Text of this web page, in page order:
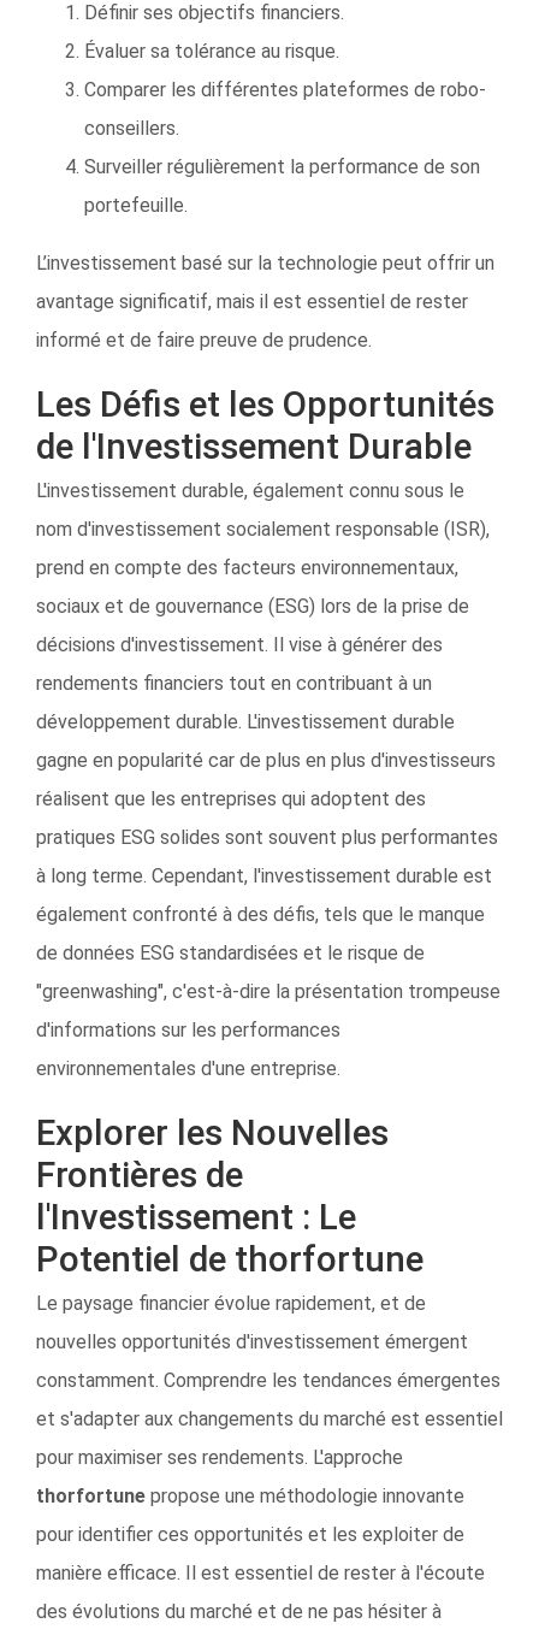
Définir ses objectifs financiers.
Évaluer sa tolérance au risque.
Comparer les différentes plateformes de robo-
conseillers.
Surveiller régulièrement la performance de son
portefeuille.
L’investissement basé sur la technologie peut offrir un
avantage significatif, mais il est essentiel de rester
informé et de faire preuve de prudence.
Les Défis et les Opportunités
de l'Investissement Durable
L'investissement durable, également connu sous le
nom d'investissement socialement responsable (ISR),
prend en compte des facteurs environnementaux,
sociaux et de gouvernance (ESG) lors de la prise de
décisions d'investissement. Il vise à générer des
rendements financiers tout en contribuant à un
développement durable. L'investissement durable
gagne en popularité car de plus en plus d'investisseurs
réalisent que les entreprises qui adoptent des
pratiques ESG solides sont souvent plus performantes
à long terme. Cependant, l'investissement durable est
également confronté à des défis, tels que le manque
de données ESG standardisées et le risque de
"greenwashing", c'est-à-dire la présentation trompeuse
d'informations sur les performances
environnementales d'une entreprise.
Explorer les Nouvelles
Frontières de
l'Investissement : Le
Potentiel de thorfortune
Le paysage financier évolue rapidement, et de
nouvelles opportunités d'investissement émergent
constamment. Comprendre les tendances émergentes
et s'adapter aux changements du marché est essentiel
pour maximiser ses rendements. L'approche
thorfortune propose une méthodologie innovante
pour identifier ces opportunités et les exploiter de
manière efficace. Il est essentiel de rester à l'écoute
des évolutions du marché et de ne pas hésiter à